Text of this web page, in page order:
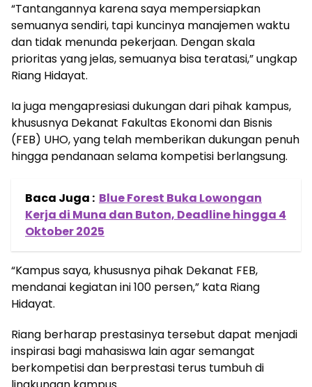
“Tantangannya karena saya mempersiapkan
semuanya sendiri, tapi kuncinya manajemen waktu
dan tidak menunda pekerjaan. Dengan skala
prioritas yang jelas, semuanya bisa teratasi,” ungkap
Riang Hidayat.
Ia juga mengapresiasi dukungan dari pihak kampus,
khususnya Dekanat Fakultas Ekonomi dan Bisnis
(FEB) UHO, yang telah memberikan dukungan penuh
hingga pendanaan selama kompetisi berlangsung.
Baca Juga : Blue Forest Buka Lowongan
Kerja di Muna dan Buton, Deadline hingga 4
Oktober 2025
“Kampus saya, khususnya pihak Dekanat FEB,
mendanai kegiatan ini 100 persen,” kata Riang
Hidayat.
Riang berharap prestasinya tersebut dapat menjadi
inspirasi bagi mahasiswa lain agar semangat
berkompetisi dan berprestasi terus tumbuh di